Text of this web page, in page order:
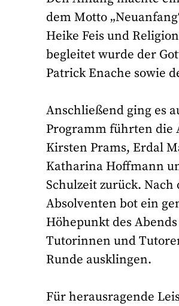
dem Motto
Heike Feis und
begleitet wurde der
Patrick Enache sowie
Anschließend ging es
Programm führten die
Kirsten Prams, Erdal
Katharina Hoffmann
Schulzeit zurück.
Absolventen bot ein
Höhepunkt des
Tutorinnen und
Runde ausklingen.
Für herausragende